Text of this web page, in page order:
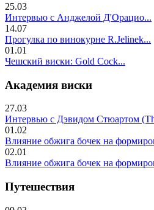
25.03
Интервью с Анджелой Д'Орацио...
14.07
Прогулка по винокурне R.Jelinek...
01.01
Чешский виски: Gold Cock...
Академия виски
27.03
Интервью с Дэвидом Стюартом
01.02
Влияние обжига бочек на
02.01
Влияние обжига бочек на
Путешествия